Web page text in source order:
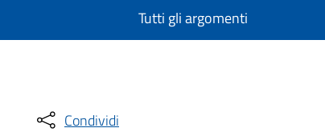
Tutti gli argomenti
Condividi